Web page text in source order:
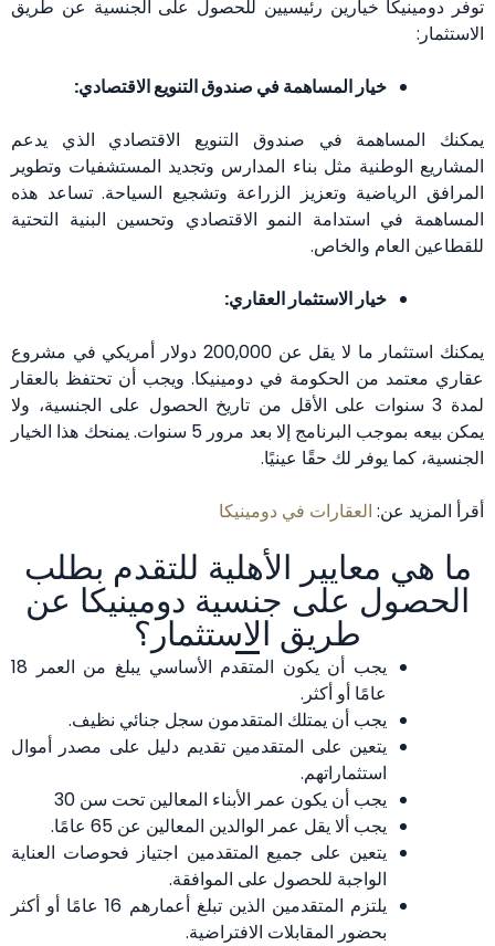
توفر دومينيكا خيارين رئيسيين للحصول على الجنسية عن طريق
الاستثمار:
خيار المساهمة في صندوق التنويع الاقتصادي:
يمكنك المساهمة في صندوق التنويع الاقتصادي الذي يدعم
المشاريع الوطنية مثل بناء المدارس وتجديد المستشفيات وتطوير
المرافق الرياضية وتعزيز الزراعة وتشجيع السياحة. تساعد هذه
المساهمة في استدامة النمو الاقتصادي وتحسين البنية التحتية
للقطاعين العام والخاص.
خيار الاستثمار العقاري:
يمكنك استثمار ما لا يقل عن 200,000 دولار أمريكي في مشروع
عقاري معتمد من الحكومة في دومينيكا. ويجب أن تحتفظ بالعقار
لمدة 3 سنوات على الأقل من تاريخ الحصول على الجنسية، ولا
يمكن بيعه بموجب البرنامج إلا بعد مرور 5 سنوات. يمنحك هذا الخيار
الجنسية، كما يوفر لك حقًا عينيًا.
أقرأ المزيد عن: العقارات في دومينيكا
ما هي معايير الأهلية للتقدم بطلب
الحصول على جنسية دومينيكا عن
طريق الاستثمار؟
يجب أن يكون المتقدم الأساسي يبلغ من العمر 18
عامًا أو أكثر.
يجب أن يمتلك المتقدمون سجل جنائي نظيف.
يتعين على المتقدمين تقديم دليل على مصدر أموال
استثماراتهم.
يجب أن يكون عمر الأبناء المعالين تحت سن 30
يجب ألا يقل عمر الوالدين المعالين عن 65 عامًا.
يتعين على جميع المتقدمين اجتياز فحوصات العناية
الواجبة للحصول على الموافقة.
يلتزم المتقدمين الذين تبلغ أعمارهم 16 عامًا أو أكثر
بحضور المقابلات الافتراضية.